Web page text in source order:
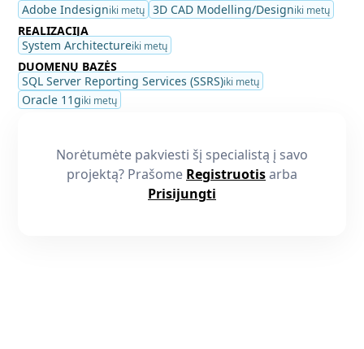
Adobe Indesigniki metų 3D CAD Modelling/Designiki metų
REALIZACIJA
System Architectureiki metų
DUOMENŲ BAZĖS
SQL Server Reporting Services (SSRS)iki metų
Oracle 11giki metų
Norėtumėte pakviesti šį specialistą į savo
projektą? Prašome Registruotisarba
Prisijungti